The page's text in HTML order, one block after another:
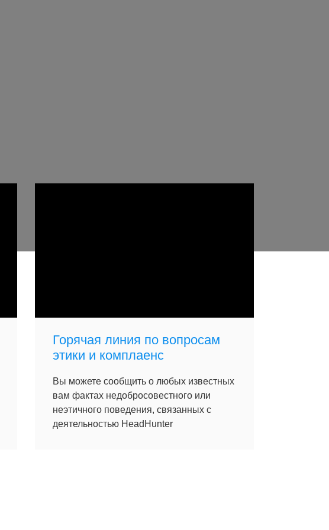
Горячая линия по вопросам
этики и комплаенс
Вы можете сообщить о любых известных
вам фактах недобросовестного или
неэтичного поведения, связанных с
деятельностью HeadHunter